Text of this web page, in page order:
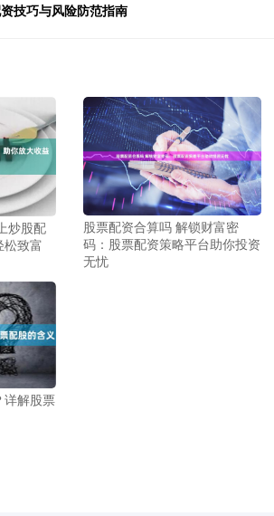
技巧与风险防范指南
炒股配
松致富
股票配资合算吗 解锁财富密
码：股票配资策略平台助你投资
无忧
详解股票